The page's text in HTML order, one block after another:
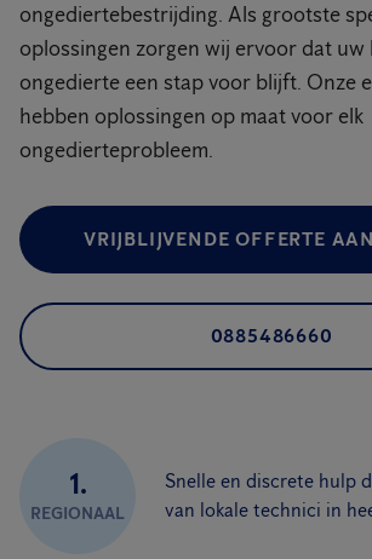
ongediertebestrijding. Als grootste
oplossingen zorgen wij ervoor dat uw
ongedierte een stap voor blijft. Onze
hebben oplossingen op maat voor elk
ongedierteprobleem.
VRIJBLIJVENDE OFFERTE
0885486660
1.
REGIONAAL
Snelle en discrete hulp
van lokale technici in